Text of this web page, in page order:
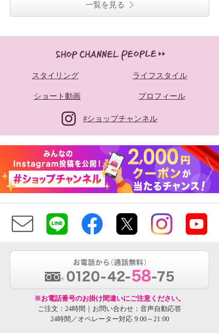
一覧を見る
スタイリング ライフスタイル
ショート動画 プロフィール
#ショップチャンネル
※お電話番号のお掛け間違いにご注意ください。
ご注文：24時間｜お問い合わせ：音声自動応答
24時間／オペレーター対応 9:00～21:00